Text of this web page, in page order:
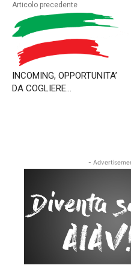
Articolo precedente
INCOMING, OPPORTUNITA’
DA COGLIERE…
-